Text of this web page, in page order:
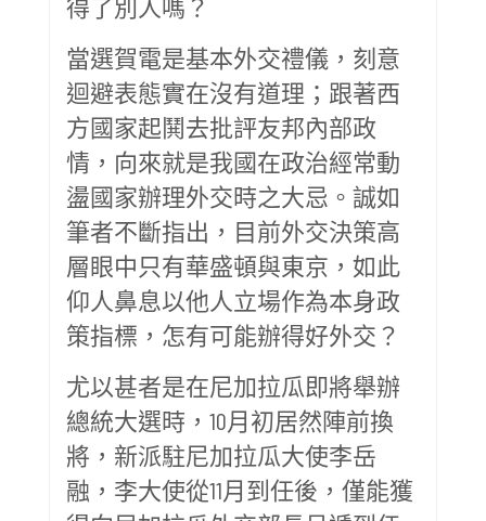
得了別人嗎？
當選賀電是基本外交禮儀，刻意
迴避表態實在沒有道理；跟著西
方國家起鬨去批評友邦內部政
情，向來就是我國在政治經常動
盪國家辦理外交時之大忌。誠如
筆者不斷指出，目前外交決策高
層眼中只有華盛頓與東京，如此
仰人鼻息以他人立場作為本身政
策指標，怎有可能辦得好外交？
尤以甚者是在尼加拉瓜即將舉辦
總統大選時，10月初居然陣前換
將，新派駐尼加拉瓜大使李岳
融，李大使從11月到任後，僅能獲